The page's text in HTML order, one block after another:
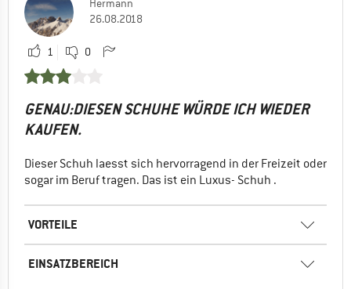
Hermann
26.08.2018
1 0
GENAU:DIESEN SCHUHE WÜRDE ICH WIEDER
KAUFEN.
Dieser Schuh laesst sich hervorragend in der Freizeit oder
sogar im Beruf tragen. Das ist ein Luxus- Schuh .
VORTEILE
EINSATZBEREICH